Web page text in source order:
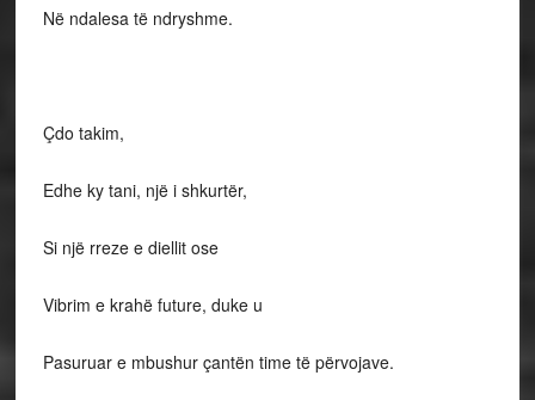
Në ndalesa të ndryshme.
Çdo takim,
Edhe ky tani, një i shkurtër,
Si një rreze e diellit ose
Vibrim e krahë future, duke u
Pasuruar e mbushur çantën time të përvojave.